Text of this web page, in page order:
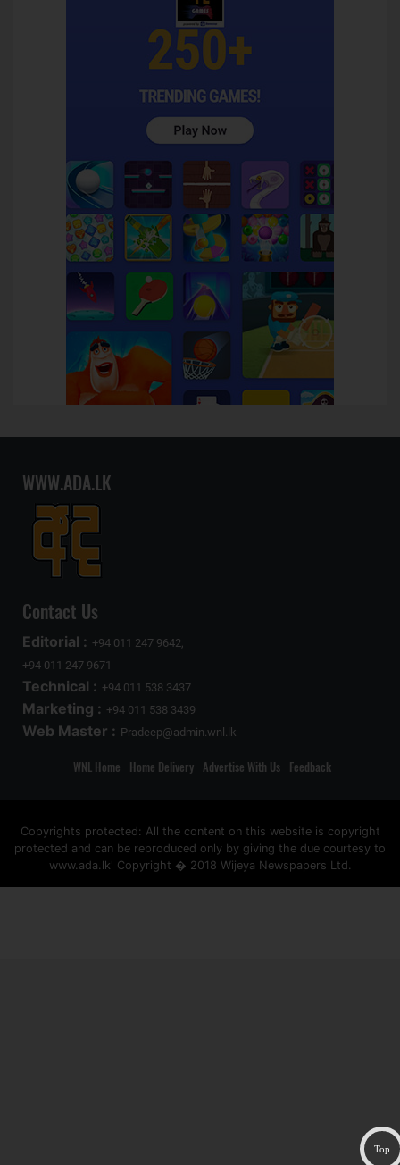
Top
WWW.ADA.LK
Contact Us
Editorial : +94 011 247 9642,
+94 011 247 9671
Technical : +94 011 538 3437
Marketing : +94 011 538 3439
Web Master : Pradeep@admin.wnl.lk
WNL Home Home Delivery Advertise With Us Feedback
Copyrights protected: All the content on this website is copyright
protected and can be reproduced only by giving the due courtesy to
www.ada.lk' Copyright � 2018 Wijeya Newspapers Ltd.